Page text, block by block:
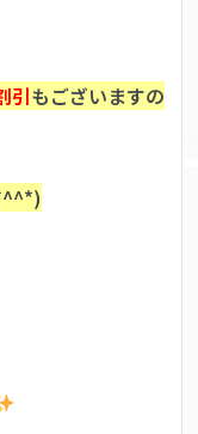
引もございますの